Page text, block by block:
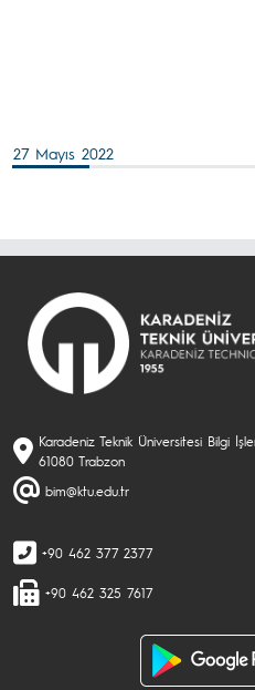
27 Mayıs 2022
Karadeniz Teknik Üniversitesi Bilgi
61080 Trabzon
bim@ktu.edu.tr
+90 462 377 2377
+90 462 325 7617